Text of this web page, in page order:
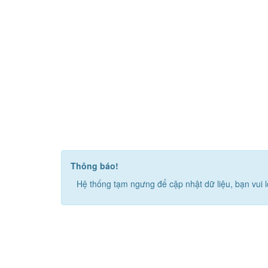
Thông báo!
Hệ thống tạm ngưng để cập nhật dữ liệu, bạn vui